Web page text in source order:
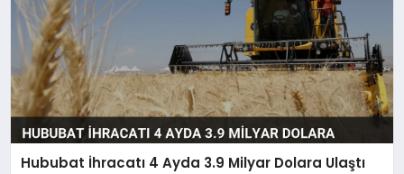
Hububat İhracatı 4 Ayda 3.9 Milyar Dolara Ulaştı